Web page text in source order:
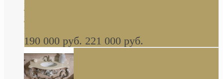
Decorated Bathroom раковина овальная
встраиваемая для ванной с рисунком синяя
роза В НАЛИЧИИ
190 000 руб. 221 000 руб.